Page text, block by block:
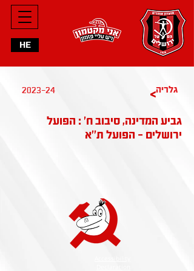
HE
2023-24 >גלריה
גביע המדינה, סיבוב ח' : הפועל
ירושלים - הפועל ת''א